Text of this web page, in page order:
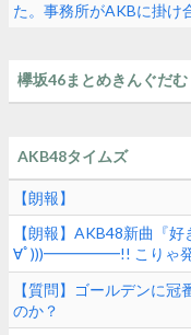
た。事務所がAKBに掛け
欅坂46まとめきんぐだむ
AKB48タイムズ
【朗報】
【朗報】AKB48新曲『
∀ﾟ)))━━━━━!! こりゃ発
68thシングル】
【質問】ゴールデンに
のか？